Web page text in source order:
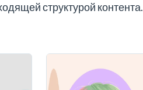
структурой контента.